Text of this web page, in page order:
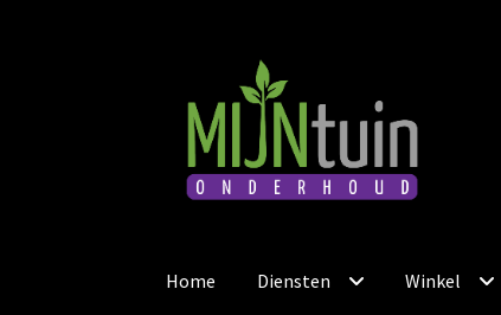
naar
navigatie
inhoud
Home Diensten Winkel